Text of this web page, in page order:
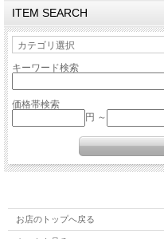
ITEM SEARCH
キーワード検索
価格帯検索
円 ～
お店のトップへ戻る